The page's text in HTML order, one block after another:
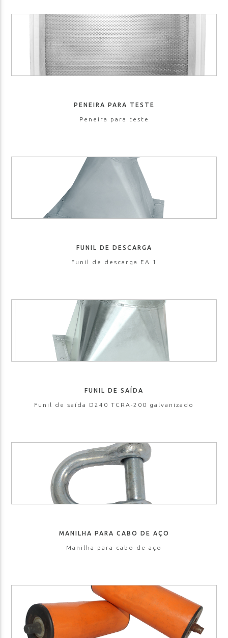
PENEIRA PARA TESTE
Peneira para teste
FUNIL DE DESCARGA
Funil de descarga EA 1
FUNIL DE SAÍDA
Funil de saída D240 TCRA-200 galvanizado
MANILHA PARA CABO DE AÇO
Manilha para cabo de aço